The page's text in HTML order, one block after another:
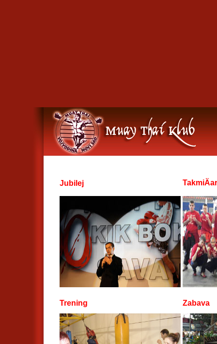
Jubilej
Trening Zabava